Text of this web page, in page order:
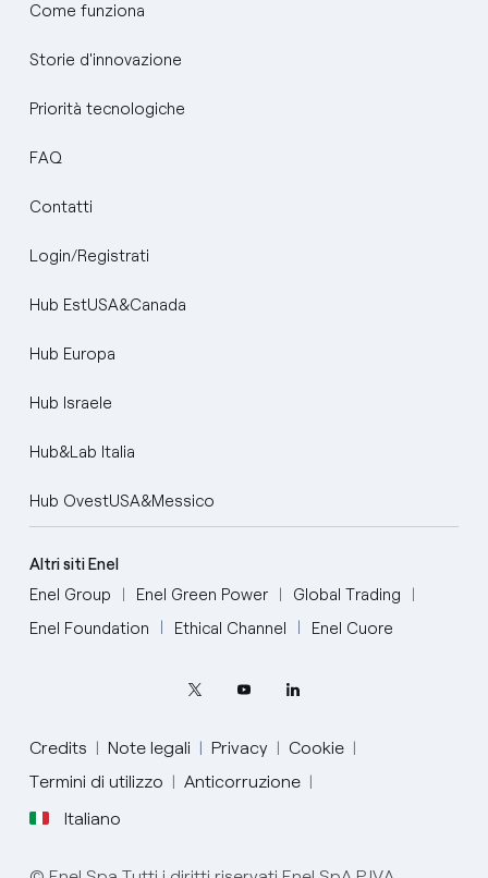
Come funziona
Storie d'innovazione
Priorità tecnologiche
FAQ
Contatti
Login/Registrati
Hub EstUSA&Canada
Hub Europa
Hub Israele
Hub&Lab Italia
Hub OvestUSA&Messico
Altri siti Enel
Enel Group
Enel Green Power
Global Trading
Enel Foundation
Ethical Channel Enel Cuore
Credits Note legali Privacy
Cookie
Termini di utilizzo
Anticorruzione
Italiano